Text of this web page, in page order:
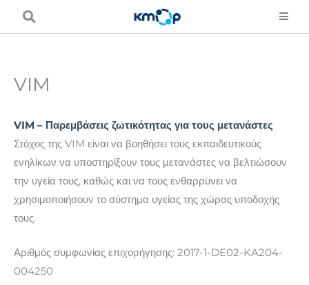
Μετάβαση
VIM
VIM – Παρεμβάσεις ζωτικότητας για τους μετανάστες
Στόχος της VIM είναι να βοηθήσει τους εκπαιδευτικούς
ενηλίκων να υποστηρίξουν τους μετανάστες να βελτιώσουν
την υγεία τους, καθώς και να τους ενθαρρύνει να
χρησιμοποιήσουν το σύστημα υγείας της χώρας υποδοχής
τους.
Αριθμός συμφωνίας επιχορήγησης: 2017-1-DE02-KA204-
004250